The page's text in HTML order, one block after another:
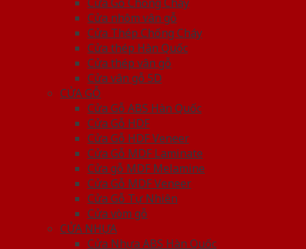
Cửa nhôm vân gỗ
Cửa Thép Chống Cháy
Cửa thép Hàn Quốc
Cửa thép vân gỗ
Cửa vân gỗ 5D
CỬA GỖ
Cửa Gỗ ABS Hàn Quốc
Cửa Gỗ HDF
Cửa Gỗ HDF Veneer
Cửa Gỗ MDF Laminate
Cửa gỗ MDF Melamine
Cửa Gỗ MDF Veneer
Cửa Gỗ Tự Nhiên
Cửa vòm gỗ
CỬA NHỰA
Cửa Nhựa ABS Hàn Quốc